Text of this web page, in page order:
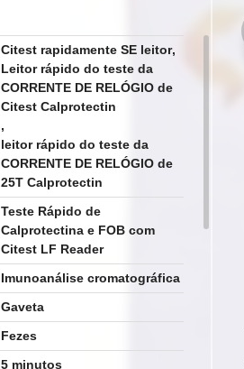
Citest rapidamente SE leitor,
Leitor rápido do teste da
CORRENTE DE RELÓGIO de
Citest Calprotectin
,
leitor rápido do teste da
CORRENTE DE RELÓGIO de
25T Calprotectin
Teste Rápido de
Calprotectina e FOB com
Citest LF Reader
Imunoanálise cromatográfica
Gaveta
Fezes
5 minutos